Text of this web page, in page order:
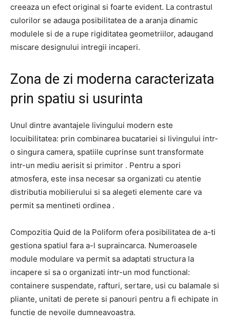
creeaza un efect original si foarte evident. La contrastul
culorilor se adauga posibilitatea de a aranja dinamic
modulele si de a rupe rigiditatea geometriilor, adaugand
miscare designului intregii incaperi.
Zona de zi moderna caracterizata
prin spatiu si usurinta
Unul dintre avantajele livingului modern este
locuibilitatea: prin combinarea bucatariei si livingului intr-
o singura camera, spatiile cuprinse sunt transformate
intr-un mediu aerisit si primitor . Pentru a spori
atmosfera, este insa necesar sa organizati cu atentie
distributia mobilierului si sa alegeti elemente care va
permit sa mentineti ordinea .
Compozitia Quid de la Poliform ofera posibilitatea de a-ti
gestiona spatiul fara a-l supraincarca. Numeroasele
module modulare va permit sa adaptati structura la
incapere si sa o organizati intr-un mod functional:
containere suspendate, rafturi, sertare, usi cu balamale si
pliante, unitati de perete si panouri pentru a fi echipate in
functie de nevoile dumneavoastra.